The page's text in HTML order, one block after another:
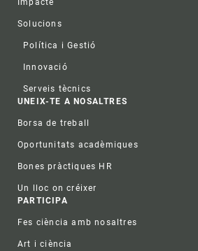
Impacte
Solucions
Política i Gestió
Innovació
Serveis tècnics
UNEIX-TE A NOSALTRES
Borsa de treball
Oportunitats acadèmiques
Bones pràctiques HR
Un lloc on créixer
PARTICIPA
Fes ciència amb nosaltres
Art i ciència